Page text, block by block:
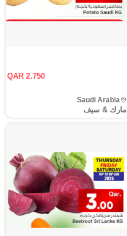
QAR 2.750
مارك & سيف
Saudi Arabia